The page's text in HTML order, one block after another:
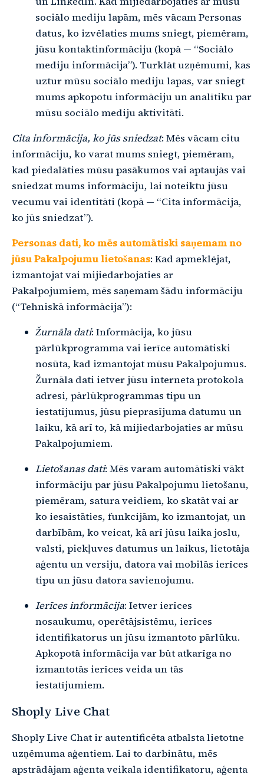
sociālo mediju lapām, mēs vācam Personas
datus, ko izvēlaties mums sniegt, piemēram,
jūsu kontaktinformāciju (kopā — “Sociālo
mediju informācija”). Turklāt uzņēmumi, kas
uztur mūsu sociālo mediju lapas, var sniegt
mums apkopotu informāciju un analītiku par
mūsu sociālo mediju aktivitāti.
Cita informācija, ko jūs sniedzat: Mēs vācam citu
informāciju, ko varat mums sniegt, piemēram,
kad piedalāties mūsu pasākumos vai aptaujās vai
sniedzat mums informāciju, lai noteiktu jūsu
vecumu vai identitāti (kopā — “Cita informācija,
ko jūs sniedzat”).
Personas dati, ko mēs automātiski saņemam no
jūsu Pakalpojumu lietošanas: Kad apmeklējat,
izmantojat vai mijiedarbojaties ar
Pakalpojumiem, mēs saņemam šādu informāciju
(“Tehniskā informācija”):
Žurnāla dati: Informācija, ko jūsu
pārlūkprogramma vai ierīce automātiski
nosūta, kad izmantojat mūsu Pakalpojumus.
Žurnāla dati ietver jūsu interneta protokola
adresi, pārlūkprogrammas tipu un
iestatījumus, jūsu pieprasījuma datumu un
laiku, kā arī to, kā mijiedarbojaties ar mūsu
Pakalpojumiem.
Lietošanas dati: Mēs varam automātiski vākt
informāciju par jūsu Pakalpojumu lietošanu,
piemēram, satura veidiem, ko skatāt vai ar
ko iesaistāties, funkcijām, ko izmantojat, un
darbībām, ko veicat, kā arī jūsu laika joslu,
valsti, piekļuves datumus un laikus, lietotāja
aģentu un versiju, datora vai mobilās ierīces
tipu un jūsu datora savienojumu.
Ierīces informācija: Ietver ierīces
nosaukumu, operētājsistēmu, ierīces
identifikatorus un jūsu izmantoto pārlūku.
Apkopotā informācija var būt atkarīga no
izmantotās ierīces veida un tās
iestatījumiem.
Shoply Live Chat
Shoply Live Chat ir autentificēta atbalsta lietotne
uzņēmuma aģentiem. Lai to darbinātu, mēs
apstrādājam aģenta veikala identifikatoru, aģenta